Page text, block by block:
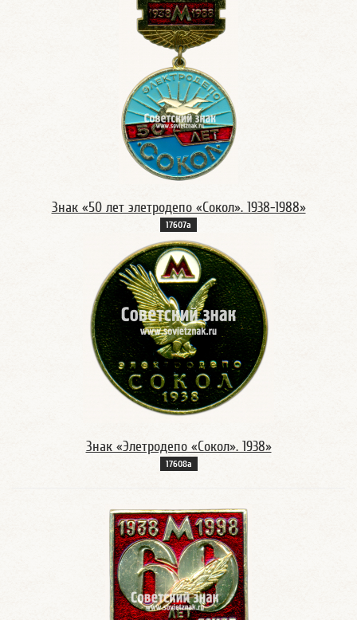
Знак «50 лет элетродепо «Сокол». 1938-1988»
17607а
Знак «Элетродепо «Сокол». 1938»
17608а